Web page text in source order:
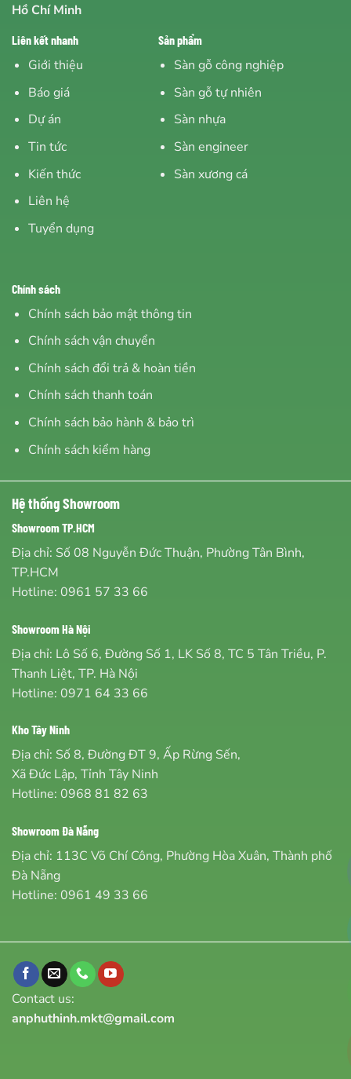
Hồ Chí Minh
Liên kết nhanh
Giới thiệu
Báo giá
Dự án
Tin tức
Kiến thức
Liên hệ
Tuyển dụng
Sản phẩm
Sàn gỗ công nghiệp
Sàn gỗ tự nhiên
Sàn nhựa
Sàn engineer
Sàn xương cá
Chính sách
Chính sách bảo mật thông tin
Chính sách vận chuyển
Chính sách đổi trả & hoàn tiền
Chính sách thanh toán
Chính sách bảo hành & bảo trì
Chính sách kiểm hàng
Hệ thống Showroom
Showroom TP.HCM
Địa chỉ: Số 08 Nguyễn Đức Thuận, Phường Tân Bình,
TP.HCM
Hotline: 0961 57 33 66
Showroom Hà Nội
Địa chỉ: Lô Số 6, Đường Số 1, LK Số 8, TC 5 Tân Triều, P.
Thanh Liệt, TP. Hà Nội
Hotline: 0971 64 33 66
Kho Tây Ninh
Địa chỉ: Số 8, Đường ĐT 9, Ấp Rừng Sến,
Xã Đức Lập, Tỉnh Tây Ninh
Hotline: 0968 81 82 63
Showroom Đà Nẵng
Địa chỉ: 113C Võ Chí Công, Phường Hòa Xuân, Thành phố
Đà Nẵng
Hotline: 0961 49 33 66
Contact us:
anphuthinh.mkt@gmail.com